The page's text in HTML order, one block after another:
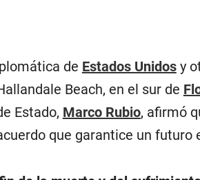
de Estados Unidosy
Beach, en el sur de
Estado, Marco Rubio, afirmó
que garantice un futuro